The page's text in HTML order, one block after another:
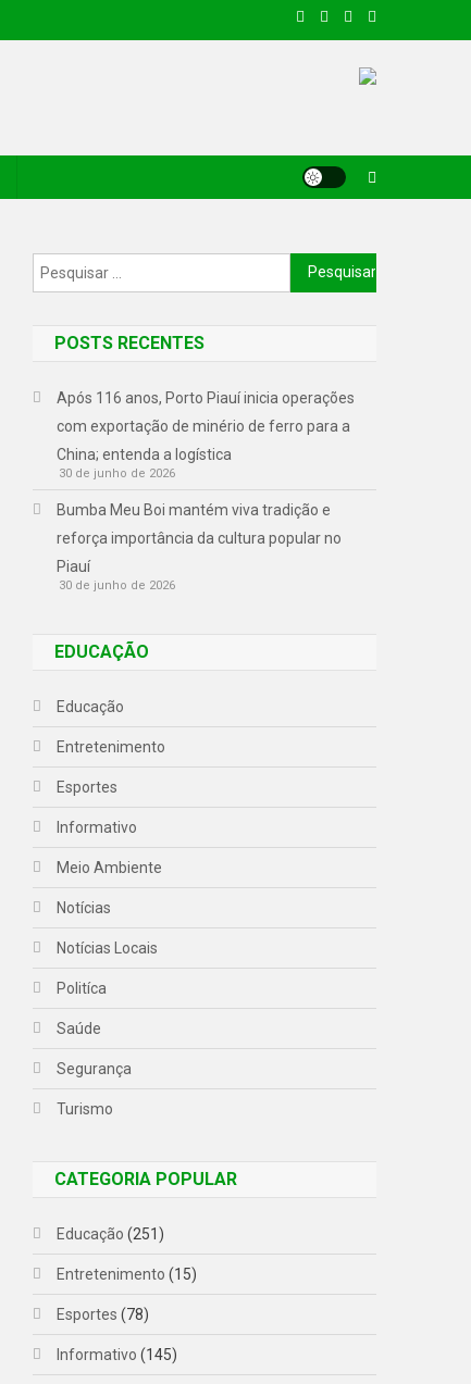
POSTS RECENTES
Após 116 anos, Porto Piauí inicia operações
com exportação de minério de ferro para a
China; entenda a logística
30 de junho de 2026
Bumba Meu Boi mantém viva tradição e
reforça importância da cultura popular no
Piauí
30 de junho de 2026
EDUCAÇÃO
Educação
Entretenimento
Esportes
Informativo
Meio Ambiente
Notícias
Notícias Locais
Politíca
Saúde
Segurança
Turismo
CATEGORIA POPULAR
Educação (251)
Entretenimento (15)
Esportes (78)
Informativo (145)